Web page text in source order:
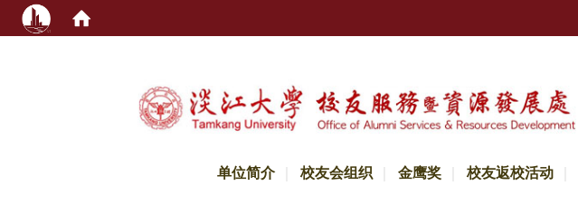
单位简介 校友会组织 金鹰奖 校友返校活动